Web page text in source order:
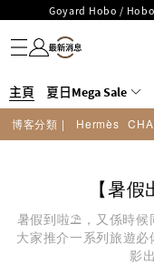
Goyard Hobo /
LBuy呈獻 - Hermès
LBuy Nintendo Switch /
重要通告
購
LBuy獲香港知識
名牌服飾
潮流服飾
童裝
護膚美妝
香水香薰
個人護理
母嬰護理
遊戲及精品玩具
文儀用品
家居生活
電子產品
美食
醫藥保健
運動與戶外用品
主頁 夏日Mega Sale
博客分類 | Hermès
【暑
暑假到啦⛱️，又係時候
大家推介一系列旅遊
影